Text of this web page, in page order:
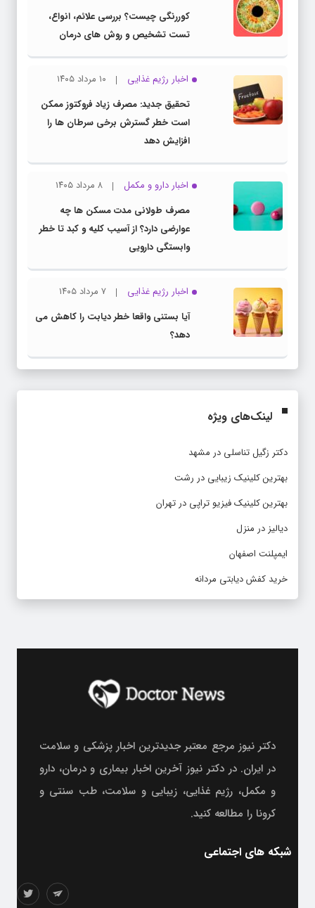
کوررنگی چیست؟ بررسی علائم، انواع،
تست تشخیص و روش های درمان
اخبار رژیم غذایی
۱۰ مرداد ۱۴۰۵
تحقیق جدید: مصرف زیاد فروکتوز ممکن
است خطر گسترش برخی سرطان ها را
افزایش دهد
اخبار دارو و مکمل
۸ مرداد ۱۴۰۵
مصرف طولانی مدت مسکن ها چه
عوارضی دارد؟ از آسیب کلیه و کبد تا خطر
وابستگی دارویی
اخبار رژیم غذایی
۷ مرداد ۱۴۰۵
آیا بستنی واقعا خطر دیابت را کاهش می
دهد؟
لینک‌های ویژه
دکتر زگیل تناسلی در مشهد
بهترین کلینیک زیبایی در رشت
بهترین کلینیک فیزیو تراپی در تهران
دیالیز در منزل
ایمپلنت اصفهان
خرید کفش دیابتی مردانه
دکتر نیوز مرجع معتبر جدیدترین اخبار پزشکی و سلامت
در ایران. در دکتر نیوز آخرین اخبار بیماری و درمان، دارو
و مکمل، رژیم غذایی، زیبایی و سلامت، طب سنتی و
کرونا را مطالعه کنید.
شبکه های اجتماعی